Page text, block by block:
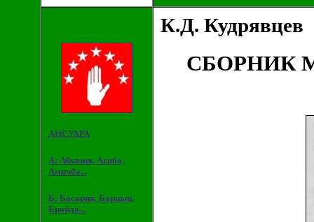
АПСУАРА
А: Абхазия, Агрба,
Амичба...
Б: Басария, Барцыц,
Бройдо...
К.Д. Кудрявцев
СБОРНИК